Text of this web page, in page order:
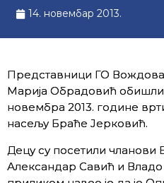
14. новембар 2013.
Представници ГО
Марија Обрадовић обишли
новембра 2013. године
насељу Браће Јерковић.
Децу су посетили чланови
Александар Савић и Владо